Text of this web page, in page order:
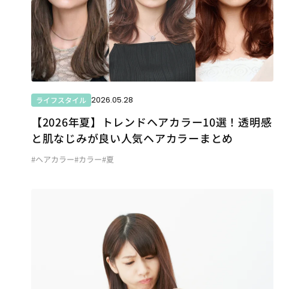
ライフスタイル 2026.05.28
【2026年夏】トレンドヘアカラー10選！透明感
と肌なじみが良い人気ヘアカラーまとめ
#ヘアカラー#カラー#夏